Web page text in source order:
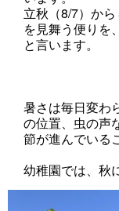
立秋 （8/7） か
を見舞う便りを
と言います。
暑さは毎日変わ
の位置、虫の声
節が進んでいる
幼稚園では、秋